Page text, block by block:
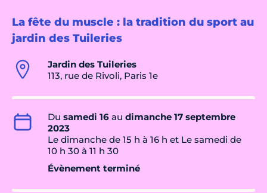
La fête du muscle : la tradition du sport au
jardin des Tuileries
Jardin des Tuileries
113, rue de Rivoli, Paris 1e
Du samedi 16 au dimanche 17 septembre
2023
Le dimanche de 15 h à 16 h et Le samedi de
10 h 30 à 11 h 30
Évènement terminé